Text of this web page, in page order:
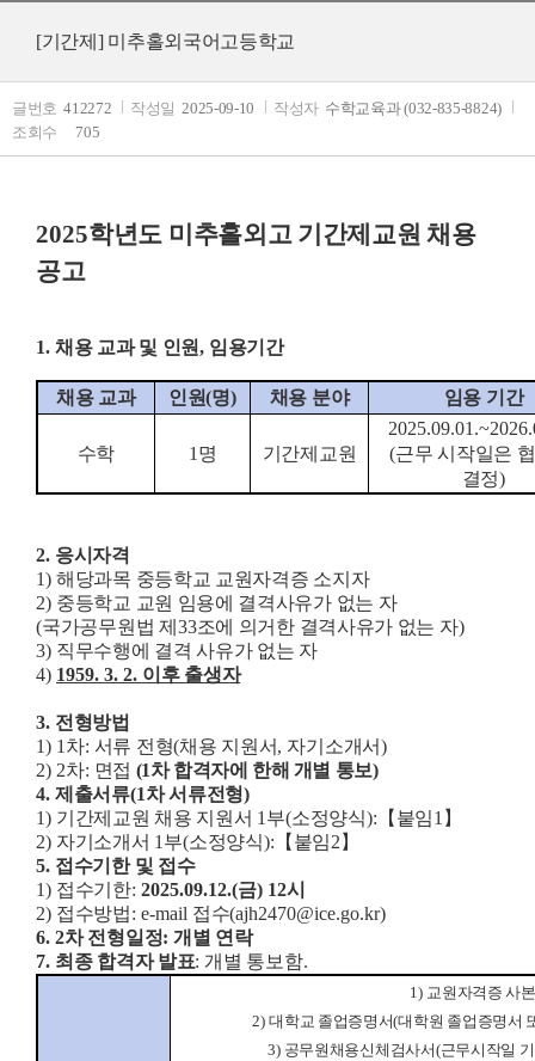
[기간제] 미추홀외국어고등학교
글번호 412272 작성일 2025-09-10 작성자 수학교육과 (032-835-8824)
조회수
705
2025학년도 미추홀외고 기간제교원 채용
공고
1. 채용 교과 및 인원, 임용기간
채용 교과 인원(명) 채용 분야 임용 기간
수학 1 명 기간제교원
(근무 시작일은
결정)
2. 응시자격
1) 해당과목 중등학교 교원자격증 소지자
2) 중등학교 교원 임용에 결격사유가 없는 자
(국가공무원법 제 33조에 의거한 결격사유가 없는 자)
3) 직무수행에 결격 사유가 없는 자
4) 1959. 3. 2. 이후 출생자
3. 전형방법
1) 1 차: 서류 전형(채용 지원서, 자기소개서)
2) 2차: 면접 (1차 합격자에 한해 개별 통보)
4. 제출서류(1차 서류전형)
1) 기간제교원 채용 지원서 1 부(소정양식): 【 붙임1 】
2) 자기소개서 1 부(소정양식): 【 붙임2 】
5. 접수기한 및 접수
1) 접수기한: 2025.09.12.(금) 12시
2) 접수방법: e-mail 접수(ajh2470@ice.go.kr)
6. 2차 전형일정:개별 연락
7. 최종 합격자 발표: 개별 통보함.
1) 교원자격증 사본
2)대학교 졸업증명서(대학원 졸업증명서
3) 공무원채용신체검사서 (근무시작일